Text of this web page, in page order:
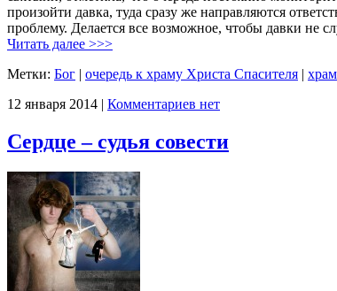
произойти давка, туда сразу же направляются
проблему. Делается все возможное, чтобы давки не
Читать далее >>>
Метки: Бог | очередь к храму Христа Спасителя | храм
12 января 2014 | Комментариев нет
Сердце – судья совести